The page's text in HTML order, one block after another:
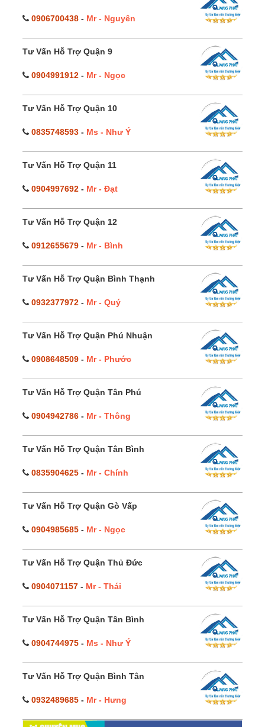
0906700438 - Mr - Nguyên
Tư Vấn Hỗ Trợ Quận 9
0904991912 - Mr - Ngọc
Tư Vấn Hỗ Trợ Quận 10
0835748593 - Ms - Như Ý
Tư Vấn Hỗ Trợ Quận 11
0904997692 - Mr - Đạt
Tư Vấn Hỗ Trợ Quận 12
0912655679 - Mr - Bình
Tư Vấn Hỗ Trợ Quận Bình Thạnh
0932377972 - Mr - Quý
Tư Vấn Hỗ Trợ Quận Phú Nhuận
0908648509 - Mr - Phước
Tư Vấn Hỗ Trợ Quận Tân Phú
0904942786 - Mr - Thông
Tư Vấn Hỗ Trợ Quận Tân Bình
0835904625 - Mr - Chính
Tư Vấn Hỗ Trợ Quận Gò Vấp
0904985685 - Mr - Ngọc
Tư Vấn Hỗ Trợ Quận Thủ Đức
0904071157 - Mr - Thái
Tư Vấn Hỗ Trợ Quận Tân Bình
0904744975 - Ms - Như Ý
Tư Vấn Hỗ Trợ Quận Bình Tân
0932489685 - Mr - Hưng